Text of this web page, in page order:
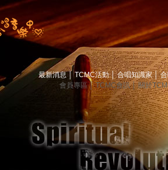
最新消息 TCMC活動│ 合唱知識家│
會員專區│ TCMC會訊│ 關於